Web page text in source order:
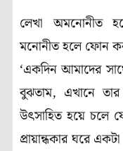
লেখা অমনোনীত
মনোনীত হলে ফোন
‘একদিন আমাদের
বুঝতাম, এখানে
উৎসাহিত হয়ে চলে
প্রায়ান্ধকার ঘরে